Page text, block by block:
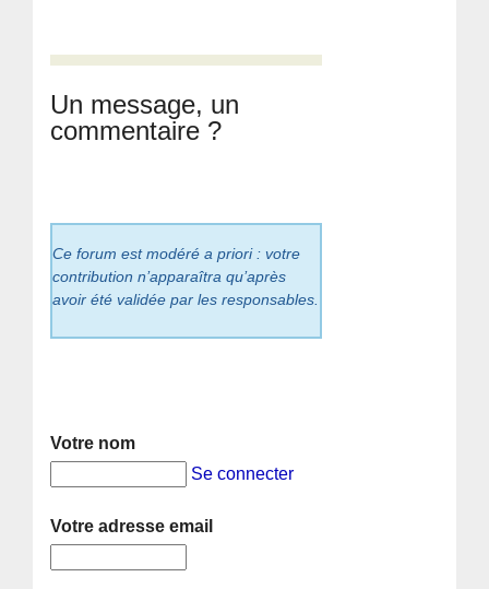
Un message, un
commentaire ?
Ce forum est modéré a priori : votre
contribution n’apparaîtra qu’après
avoir été validée par les responsables.
Votre nom
Se connecter
Votre adresse email